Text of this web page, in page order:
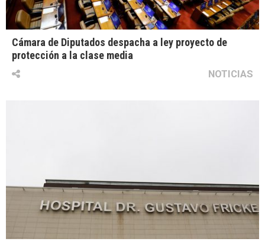
Cámara de Diputados despacha a ley proyecto de
protección a la clase media
NOTICIAS